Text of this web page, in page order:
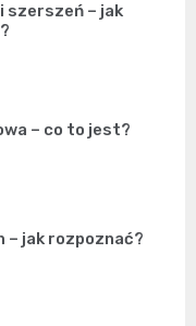
szerszeń – jak
– co to jest?
– jak rozpoznać?